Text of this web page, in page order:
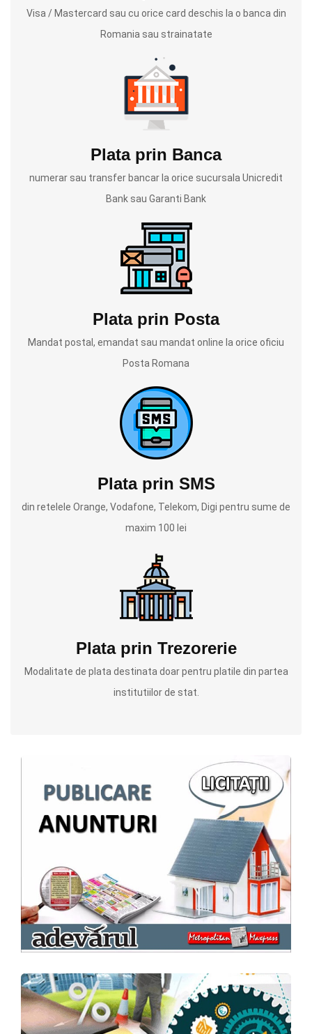
Visa / Mastercard sau cu orice card deschis la o banca din
Romania sau strainatate
Plata prin Banca
numerar sau transfer bancar la orice sucursala Unicredit
Bank sau Garanti Bank
Plata prin Posta
Mandat postal, emandat sau mandat online la orice oficiu
Posta Romana
Plata prin SMS
din retelele Orange, Vodafone, Telekom, Digi pentru sume de
maxim 100 lei
Plata prin Trezorerie
Modalitate de plata destinata doar pentru platile din partea
institutiilor de stat.